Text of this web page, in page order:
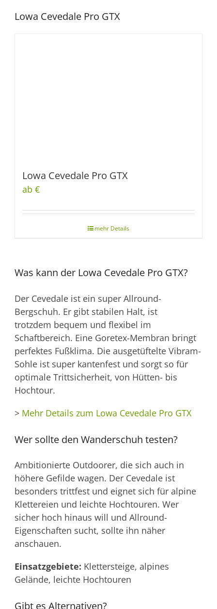
Lowa Cevedale Pro GTX
Lowa Cevedale Pro GTX
ab €
Was kann der Lowa Cevedale Pro GTX?
Der Cevedale ist ein super Allround-
Bergschuh. Er gibt stabilen Halt, ist
trotzdem bequem und flexibel im
Schaftbereich. Eine Goretex-Membran bringt
perfektes Fußklima. Die ausgetüftelte Vibram-
Sohle ist super kantenfest und sorgt so für
optimale Trittsicherheit, von Hütten- bis
Hochtour.
> Mehr Details zum Lowa Cevedale Pro GTX
Wer sollte den Wanderschuh testen?
Ambitionierte Outdoorer, die sich auch in
höhere Gefilde wagen. Der Cevedale ist
besonders trittfest und eignet sich für alpine
Klettereien und leichte Hochtouren. Wer
sicher hoch hinaus will und Allround-
Eigenschaften sucht, sollte ihn näher
anschauen.
Einsatzgebiete: Klettersteige, alpines
Gelände, leichte Hochtouren
Gibt es Alternativen?